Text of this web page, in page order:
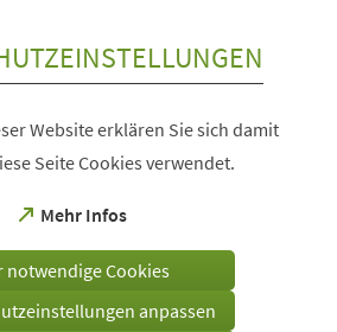
Website erklären Sie sich damit
Seite Cookies verwendet.
Mehr Infos
(Öffnet
einem
Tab)
notwendige Cookies
anpassen